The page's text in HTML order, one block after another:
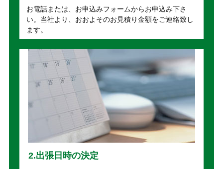
お電話または、お申込みフォームからお申込み下さ
い。当社より、おおよそのお見積り金額をご連絡致し
ます。
2.出張日時の決定